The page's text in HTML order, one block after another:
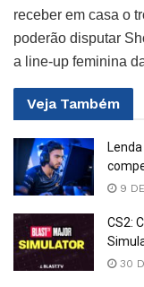
receber em casa o
poderão disputar
a line-up feminina
Veja Também
9
CS2:
30